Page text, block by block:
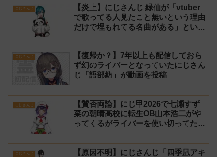
にじさんじ
【炎上】にじさんじ 緑仙が「vtuber
で歌ってる人見たこと無いという理由
だけで埋もれてる名曲がある」という
にじさんじ
【復帰か？】7年以上も配信しておら
ず幻のライバーとなっていたにじさん
じ「語部紡」が動画を投稿
にじさんじ
【賛否両論】にじ甲2026で七瀬すず
菜の朝晴高校に転生OB山本浩二がや
ってくるがライバーを使い切ってたの
イバーの転生が可能に
にじさんじ
【原因不明】にじさんじ「四季凪アキ